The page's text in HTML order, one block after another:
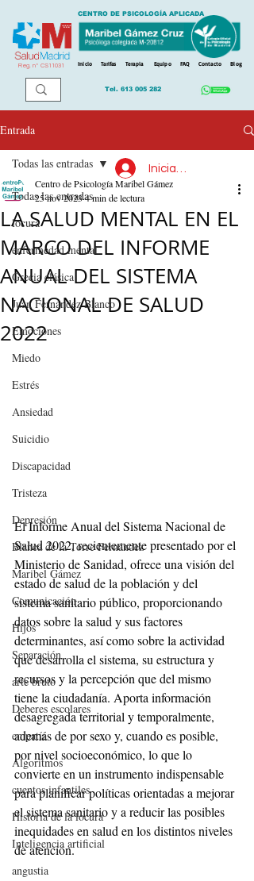
Reg. nº CS11031
CENTRO DE PSICOLOGÍA APLICADA
Inicio Tarifas Terapia Equipo FAQ Contacto Blog
Tel. 613 005 282
Entrada
Todas las entradas
locura
enfermedad mental
Grecia clásica
Juan Fernández Blanco
Emociones
Miedo
Estrés
Ansiedad
Suicidio
Discapacidad
Tristeza
Depresión
Blanca de la Torre Fernández
Maribel Gámez
Comunicación
Hijos
Separación
arte bruto
Deberes escolares
empatía
Algoritmos
cuentos infantiles
Historia de la locura
Inteligencia artificial
angustia
Todas las entradas
LA SALUD MENTAL EN EL
MARCO DEL INFORME
ANUAL DEL SISTEMA
NACIONAL DE SALUD
2022
Centro de Psicología Maribel Gámez
25 nov 20234 min de lectura
El Informe Anual del Sistema Nacional de
Salud 2022, recientemente presentado por el
Ministerio de Sanidad, ofrece una visión del
estado de salud de la población y del
sistema sanitario público, proporcionando
datos sobre la salud y sus factores
determinantes, así como sobre la actividad
que desarrolla el sistema, su estructura y
recursos y la percepción que del mismo
tiene la ciudadanía. Aporta información
desagregada territorial y temporalmente,
además de por sexo y, cuando es posible,
por nivel socioeconómico, lo que lo
convierte en un instrumento indispensable
para planificar políticas orientadas a mejorar
el sistema sanitario y a reducir las posibles
inequidades en salud en los distintos niveles
de atención.
Iniciar sesión